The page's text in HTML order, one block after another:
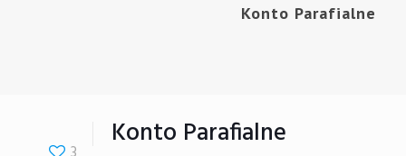
Konto Parafialne
Konto Parafialne